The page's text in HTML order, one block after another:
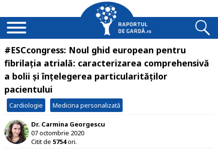
#ESCcongress: Noul ghid european pentru
fibrilația atrială: caracterizarea comprehensivă
a bolii și înțelegerea particularităților
pacientului
Cardiologie Medicina personalizată
Dr. Carmina Georgescu
07 octombrie 2020
Citit de 5754ori.